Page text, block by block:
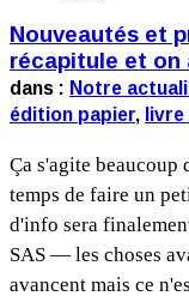
Nouveautés et
récapitule et on
dans : Notre
édition papier,
Ça s'agite beaucoup
temps de faire un
d'info sera
SAS — les choses
avancent mais ce